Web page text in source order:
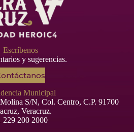
Escríbenos
y sugerencias.
Municipal
S/N, Col. Centro, C.P. 91700
Veracruz.
229 200 2000